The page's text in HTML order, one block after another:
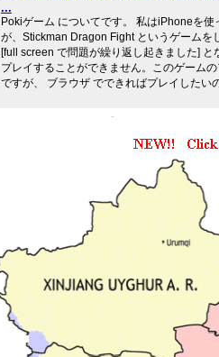
...
Pokiゲーム についてです。 私はiPhoneを使
が、Stickman Dragon Fight というゲームを
[full screen で問題が繰り返し起きました] と
プレイすることができません。このゲーム
ですが、 ブラウザ でできればプレイしたい